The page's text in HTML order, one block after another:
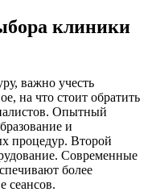
клиники
важно учесть
на что стоит обратить
Опытный
и
процедур. Второй
Современные
более
сеансов.